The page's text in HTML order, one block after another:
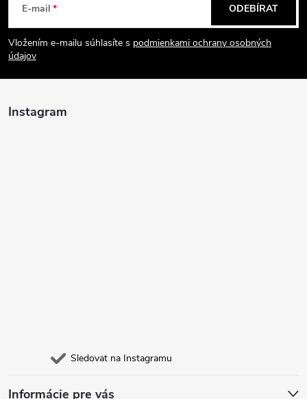
p
a
E-mail
Vložením e-mailu súhlasíte s podmienkami ochrany osobných
údajov
ODEBÍRAT
Instagram
Sledovat na Instagramu
Informácie pre vás